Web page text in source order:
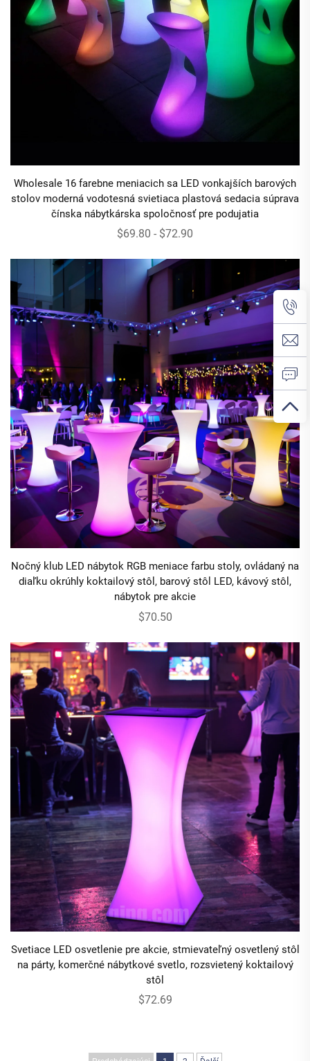
Wholesale 16 farebne meniacich sa LED vonkajších barových
stolov moderná vodotesná svietiaca plastová sedacia súprava
čínska nábytkárska spoločnosť pre podujatia
$69.80 - $72.90
Nočný klub LED nábytok RGB meniace farbu stoly, ovládaný na
diaľku okrúhly koktailový stôl, barový stôl LED, kávový stôl,
nábytok pre akcie
$70.50
Svetiace LED osvetlenie pre akcie, stmievateľný osvetlený stôl
na párty, komerčné nábytkové svetlo, rozsvietený koktailový
stôl
$72.69